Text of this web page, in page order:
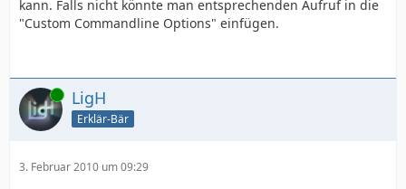
kann. Falls nicht könnte man entsprechenden Aufruf in die
"Custom Commandline Options" einfügen.
Online LigH
Erklär-Bär
3. Februar 2010 um 09:29